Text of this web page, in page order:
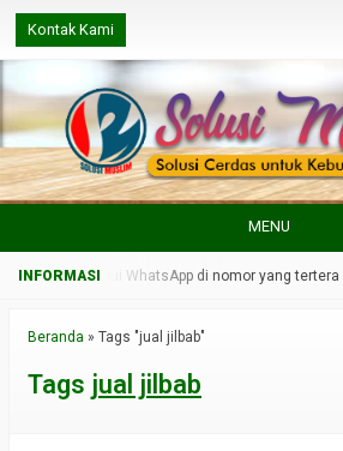
Kontak Kami
MENU
kami melalui WhatsApp di nomor yang tertera
Beranda » Tags "jual jilbab"
Tags jual jilbab